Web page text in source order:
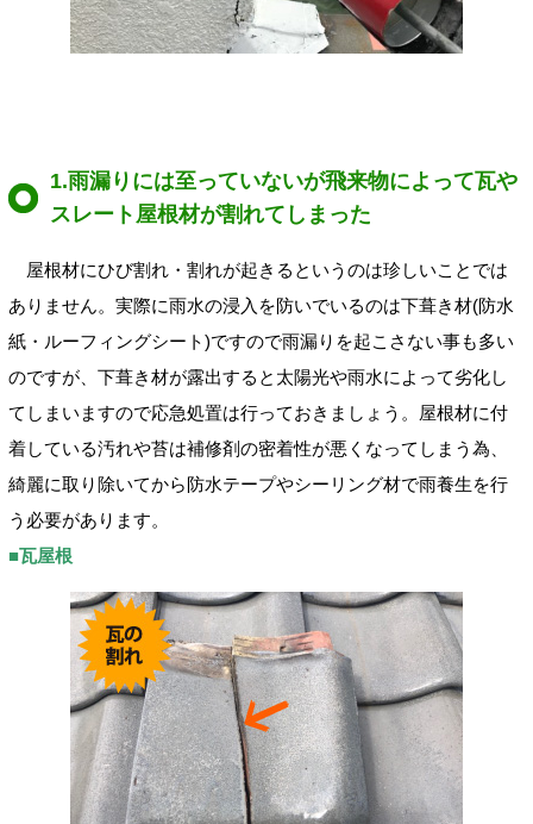
1.雨漏りには至っていないが飛来物によって瓦や
スレート屋根材が割れてしまった
屋根材にひび割れ・割れが起きるというのは珍しいことでは
ありません。実際に雨水の浸入を防いでいるのは下葺き材(防水
紙・ルーフィングシート)ですので雨漏りを起こさない事も多い
のですが、下葺き材が露出すると太陽光や雨水によって劣化し
てしまいますので応急処置は行っておきましょう。屋根材に付
着している汚れや苔は補修剤の密着性が悪くなってしまう為、
綺麗に取り除いてから防水テープやシーリング材で雨養生を行
う必要があります。
■瓦屋根